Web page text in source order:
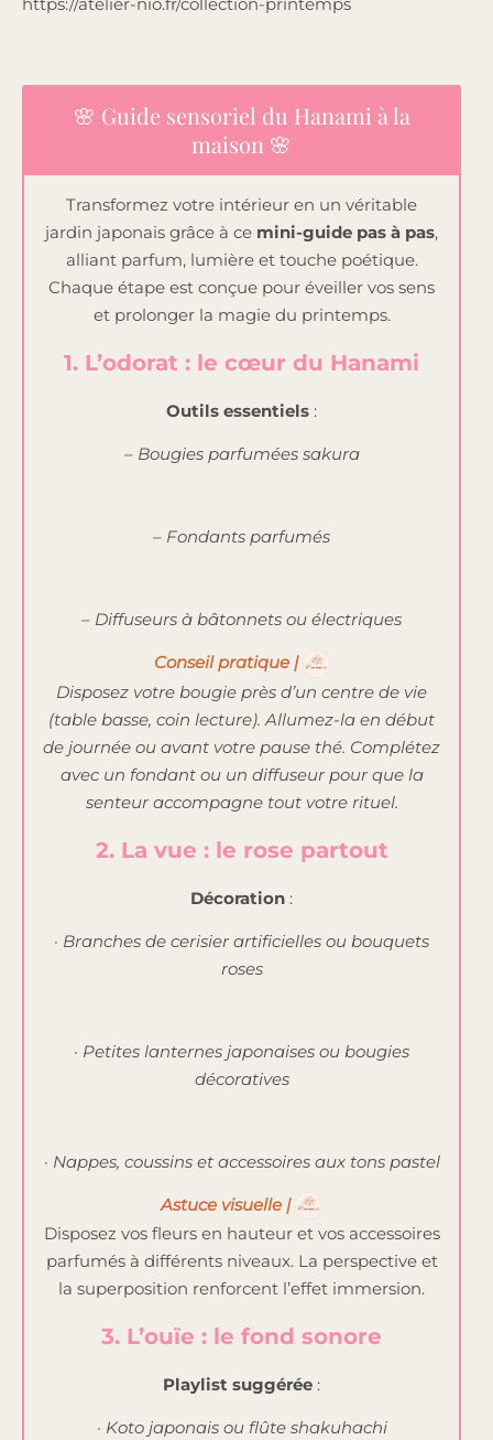
🌸 Guide sensoriel du Hanami à la
maison 🌸
Transformez votre intérieur en un véritable
jardin japonais grâce à ce mini-guide pas à pas,
alliant parfum, lumière et touche poétique.
Chaque étape est conçue pour éveiller vos sens
et prolonger la magie du printemps.
1. L’odorat : le cœur du Hanami
Outils essentiels :
– Bougies parfumées sakura
– Fondants parfumés
– Diffuseurs à bâtonnets ou électriques
Conseil pratique |
Disposez votre bougie près d’un centre de vie
(table basse, coin lecture). Allumez-la en début
de journée ou avant votre pause thé. Complétez
avec un fondant ou un diffuseur pour que la
senteur accompagne tout votre rituel.
2. La vue : le rose partout
Décoration :
· Branches de cerisier artificielles ou bouquets
roses
· Petites lanternes japonaises ou bougies
décoratives
· Nappes, coussins et accessoires aux tons pastel
Astuce visuelle |
Disposez vos fleurs en hauteur et vos accessoires
parfumés à différents niveaux. La perspective et
la superposition renforcent l’effet immersion.
3. L’ouïe : le fond sonore
Playlist suggérée :
· Koto japonais ou flûte shakuhachi